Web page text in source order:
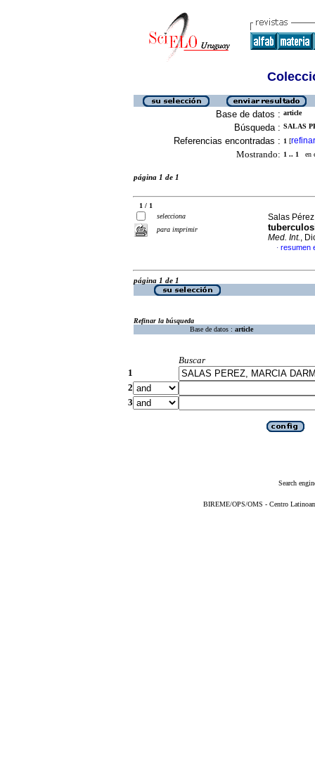
Base de datos : article
Búsqueda : SALAS
Referencias encontradas : 1 [refinar
Mostrando: 1 .. 1 en
página 1 de 1
1 / 1
selecciona
para imprimir
Salas
Med. Int.,
· resumen
página 1 de 1
Refinar la búsqueda
Base de datos : article
Buscar
1
2
3
Search
BIREME/OPS/OMS - Centro